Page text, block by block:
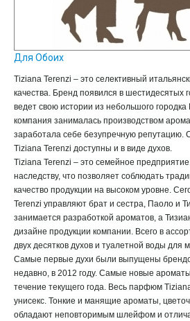
Для Обоих
Tiziana Terenzi – это селективный
качества. Бренд появился в шестидесятых
ведет свою истории из небольшого
компания занималась производством
заработала себе безупречную репутацию.
Tiziana Terenzi доступны и в виде духов.
Tiziana Terenzi – это семейное
наследству, что позволяет соблюдать
качество продукции на высоком уровне.
Terenzi управляют брат и сестра, Паоло и
занимается разработкой ароматов, а
дизайне продукции компании. Всего в
двух десятков духов и туалетной воды для
Самые первые духи были выпущены
недавно, в 2012 году. Самые новые
течение текущего года. Весь парфюм
унисекс. Тонкие и манящие ароматы,
обладают неповторимым шлейфом и